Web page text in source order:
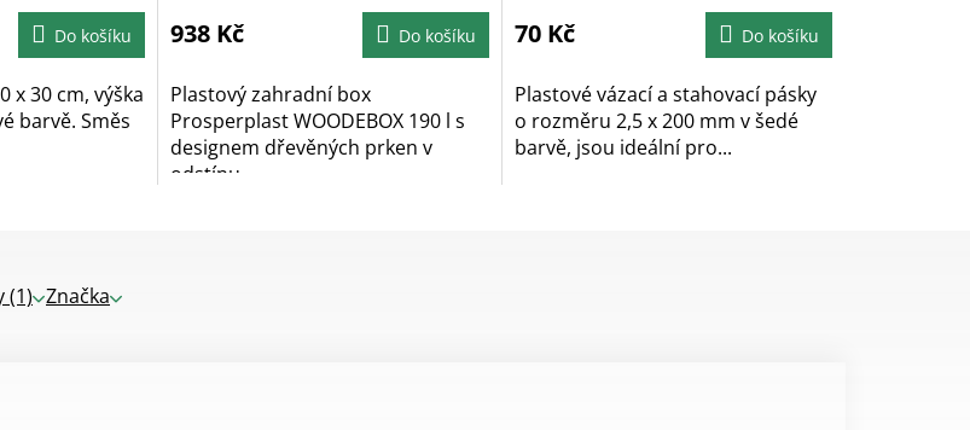
Do košíku
x 30 cm, výška
barvě. Směs
4,9
z
938 Kč Do košíku
Plastový zahradní box
Prosperplast WOODEBOX 190 l s
designem dřevěných prken v
odstínu...
5,0
z
70 Kč Do košíku
Plastové vázací a stahovací pásky
o rozměru 2,5 x 200 mm v šedé
barvě, jsou ideální pro...
(1) Značka